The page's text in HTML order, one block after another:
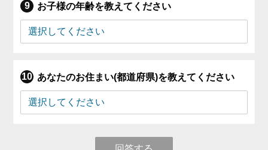
お子様の年齢を教えてください
あなたのお住まい(都道府県)を教えてください